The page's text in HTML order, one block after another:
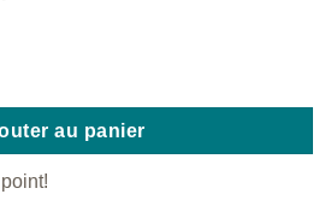
au panier